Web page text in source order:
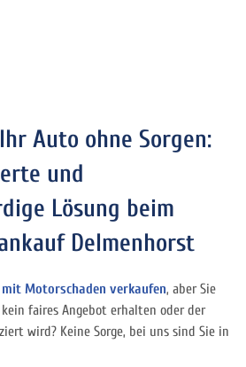
Auto ohne Sorgen:
und
Lösung beim
Delmenhorst
mit Motorschaden verkaufen, aber Sie
kein faires Angebot erhalten oder der
wird? Keine Sorge, bei uns sind Sie in